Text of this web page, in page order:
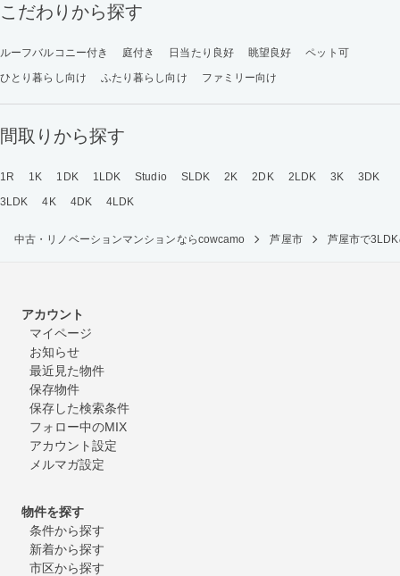
こだわりから探す
ルーフバルコニー付き 庭付き 日当たり良好 眺望良好
ペット可
ひとり暮らし向け
ふたり暮らし向け ファミリー向け
間取りから探す
1R 1K 1DK 1LDK Studio SLDK 2K 2DK 2LDK 3K
3DK
3LDK
4K 4DK 4LDK
中古・リノベーションマンションならcowcamo 芦屋市 芦屋市で
アカウント
マイページ
お知らせ
最近見た物件
保存物件
保存した検索条件
フォロー中のMIX
アカウント設定
メルマガ設定
物件を探す
条件から探す
新着から探す
市区から探す